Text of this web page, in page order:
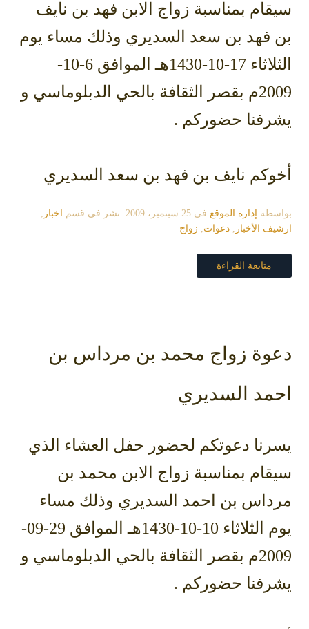
سيقام بمناسبة زواج الابن فهد بن نايف
بن فهد بن سعد السديري وذلك مساء يوم
الثلاثاء 17-10-1430هـ الموافق 6-10-
2009م بقصر الثقافة بالحي الدبلوماسي و
يشرفنا حضوركم .
أخوكم نايف بن فهد بن سعد السديري
بواسطة إدارة الموقع في 25 سبتمبر، 2009 . نشر في قسم اخبار ,
ارشيف الأخبار , دعوات, زواج
متابعة القراءة
دعوة زواج محمد بن مرداس بن
احمد السديري
يسرنا دعوتكم لحضور حفل العشاء الذي
سيقام بمناسبة زواج الابن محمد بن
مرداس بن احمد السديري وذلك مساء
يوم الثلاثاء 10-10-1430هـ الموافق 29-09-
2009م بقصر الثقافة بالحي الدبلوماسي و
يشرفنا حضوركم .